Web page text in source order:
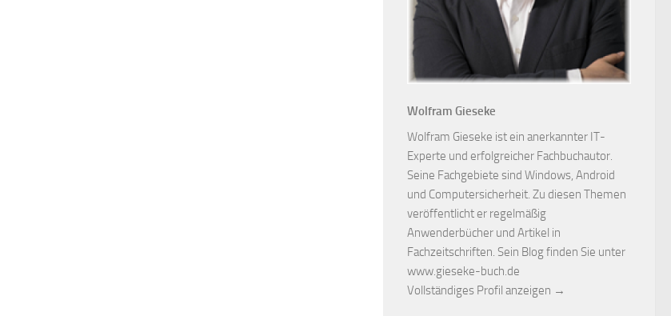
Wolfram Gieseke
Wolfram Gieseke ist ein anerkannter IT-
Experte und erfolgreicher Fachbuchautor.
Seine Fachgebiete sind Windows, Android
und Computersicherheit. Zu diesen Themen
veröffentlicht er regelmäßig
Anwenderbücher und Artikel in
Fachzeitschriften. Sein Blog finden Sie unter
www.gieseke-buch.de
Vollständiges Profil anzeigen →